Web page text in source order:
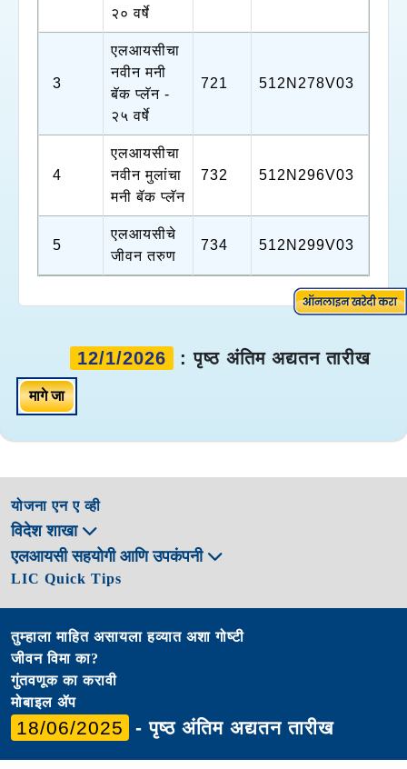
२० वर्षे
3
एलआयसीचा
नवीन मनी
बॅक प्लॅन -
२५ वर्षे
721 512N278V03
4
एलआयसीचा
नवीन मुलांचा
मनी बॅक प्लॅन
732 512N296V03
5
एलआयसीचे
जीवन तरुण
734 512N299V03
12/1/2026 : पृष्ठ अंतिम अद्यतन तारीख
मागे जा
योजना एन ए व्ही
विदेश शाखा
एलआयसी सहयोगी आणि उपकंपनी
LIC Quick Tips
तुम्हाला माहित असायला हव्यात अशा गोष्टी
जीवन विमा का?
गुंतवणूक का करावी
मोबाइल ॲप
18/06/2025 - पृष्ठ अंतिम अद्यतन तारीख